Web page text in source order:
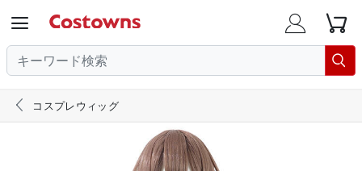
  

 コスプレウィッグ